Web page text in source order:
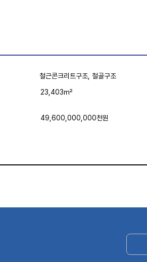
철근콘크리트구조, 철골구조
23,403㎡
49,600,000,000천원